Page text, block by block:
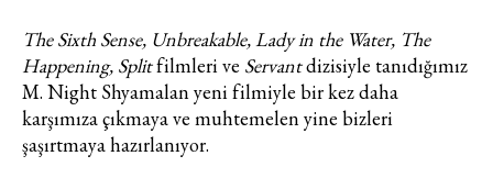
The Sixth Sense, Unbreakable, Lady in the Water, The
Happening, Splitfilmleri ve Servantdizisiyle tanıdığımız
M. Night Shyamalan yeni filmiyle bir kez daha
karşımıza çıkmaya ve muhtemelen yine bizleri
şaşırtmaya hazırlanıyor.